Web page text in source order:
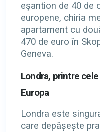
eșantion de 40 de
europene, chiria
apartament cu
470 de euro în
Geneva.
Londra, printre
Europa
Londra este
care depășește